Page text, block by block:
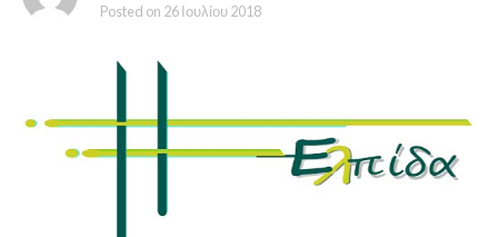
Posted on 26 Ιουλίου 2018